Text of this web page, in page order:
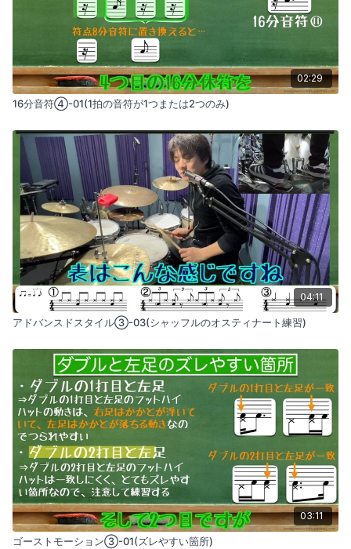
02:29
16分音符④-01(1拍の音符が1つまたは2つのみ)
04:11
アドバンスドスタイル③-03(シャッフルのオスティナート練習)
03:11
ゴーストモーション③-01(ズレやすい箇所)